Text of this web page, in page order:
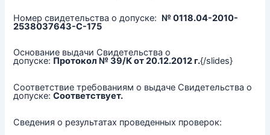
Номер свидетельства о допуске: № 0118.04-2010-
2538037643-С-175
Основание выдачи Свидетельства о
допуске: Протокол № 39/К от 20.12.2012 г.{/slides}
Соответствие требованиям о выдаче Свидетельства о
допуске:Соответствует.
Сведения о результатах проведенных проверок: